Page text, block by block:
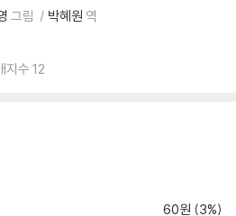
그림 박혜원 역
지수 12
60원 (3%)